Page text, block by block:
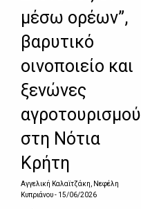
μέσω ορέων”,
βαρυτικό
οινοποιείο και
ξενώνες
αγροτουρισμού
στη Νότια
Κρήτη
Αγγελική Καλαϊτζάκη, Νεφέλη
Κυπριάνου- 15/06/2026